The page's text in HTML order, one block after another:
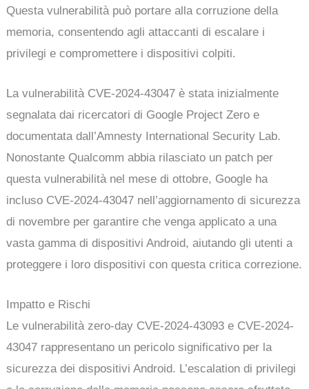
Questa vulnerabilità può portare alla corruzione della
memoria, consentendo agli attaccanti di escalare i
privilegi e compromettere i dispositivi colpiti.
La vulnerabilità CVE-2024-43047 è stata inizialmente
segnalata dai ricercatori di Google Project Zero e
documentata dall’Amnesty International Security Lab.
Nonostante Qualcomm abbia rilasciato un patch per
questa vulnerabilità nel mese di ottobre, Google ha
incluso CVE-2024-43047 nell’aggiornamento di sicurezza
di novembre per garantire che venga applicato a una
vasta gamma di dispositivi Android, aiutando gli utenti a
proteggere i loro dispositivi con questa critica correzione.
Impatto e Rischi
Le vulnerabilità zero-day CVE-2024-43093 e CVE-2024-
43047 rappresentano un pericolo significativo per la
sicurezza dei dispositivi Android. L’escalation di privilegi